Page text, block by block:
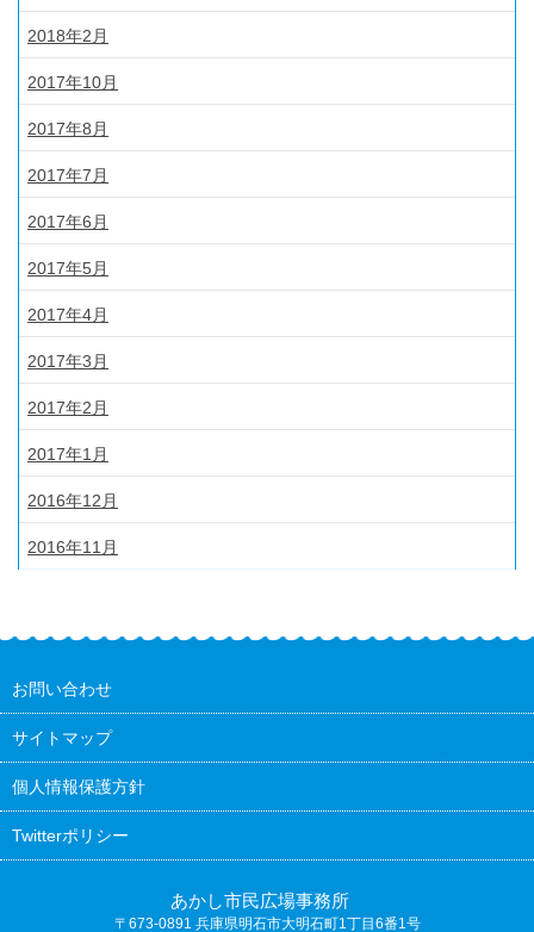
2018年2月
2017年10月
2017年8月
2017年7月
2017年6月
2017年5月
2017年4月
2017年3月
2017年2月
2017年1月
2016年12月
2016年11月
お問い合わせ
サイトマップ
個人情報保護方針
Twitterポリシー
あかし市民広場事務所
〒673-0891 兵庫県明石市大明石町1丁目6番1号